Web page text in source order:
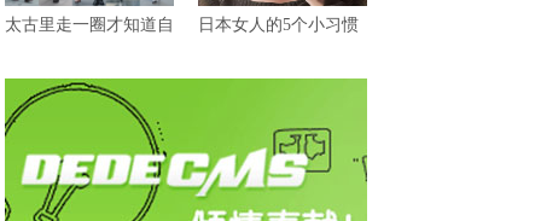
太古里走一圈才知道自 日本女人的5个小习惯